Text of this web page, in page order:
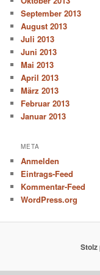
September 2013
August 2013
Juli 2013
Juni 2013
Mai 2013
April 2013
März 2013
Februar 2013
Januar 2013
META
Anmelden
Eintrags-Feed
Kommentar-Feed
WordPress.org
Stolz